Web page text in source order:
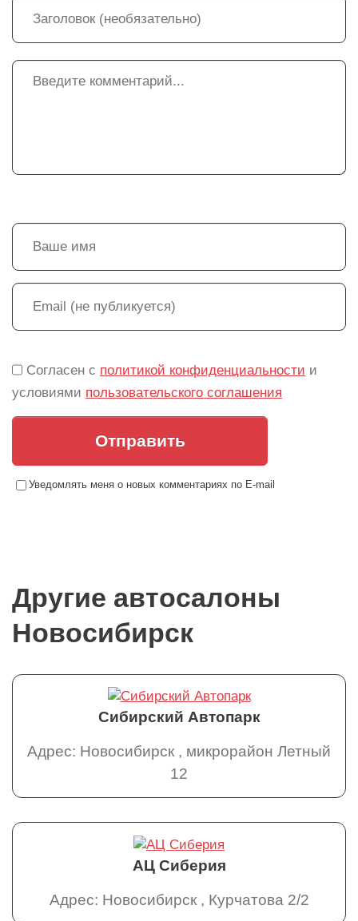
Согласен с политикой конфиденциальности и
условиями пользовательского соглашения
Отправить
Уведомлять меня о новых комментариях по E-mail
Другие автосалоны
Новосибирск
Сибирский Автопарк
Адрес: Новосибирск , микрорайон Летный
12
АЦ Сиберия
Адрес: Новосибирск , Курчатова 2/2